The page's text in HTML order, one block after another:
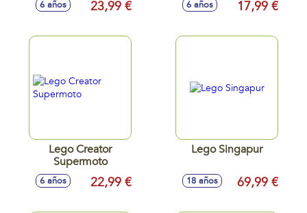
6 años 23,99 €
Bosque
6 años 17,99 €
Lego Creator
Supermoto
6 años 22,99 €
Lego Singapur
18 años 69,99 €